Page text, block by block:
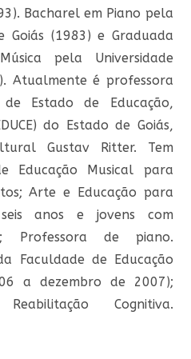
Bacharel em Piano pela
Goiás (1983) e Graduada
pela Universidade
Atualmente é professora
Estado de Educação,
do Estado de Goiás,
Gustav Ritter. Tem
Educação Musical para
Arte e Educação para
anos e jovens com
Professora de piano.
Faculdade de Educação
a dezembro de 2007);
Cognitiva.